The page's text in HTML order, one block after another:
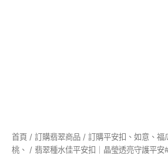
首頁 / 訂購翡翠商品 / 訂購平安扣、如意、福
桃、 / 翡翠種水佳平安扣｜晶瑩透亮守護平安